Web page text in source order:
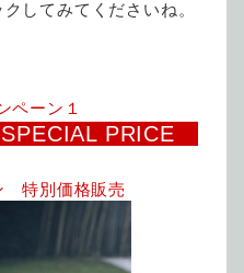
してみてくださいね。
ペーン１
PRICE
特別価格販売